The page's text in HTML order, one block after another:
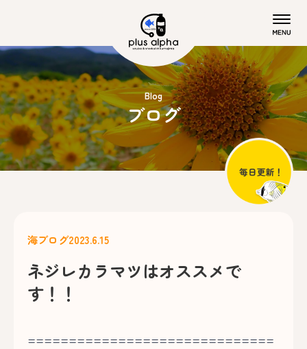
Blog
ブログ
海ブログ2023.6.15
ネジレカラマツはオススメで
す！！
==============================